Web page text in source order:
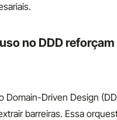
no DDD
Domain-Driven Design
barreiras. Essa